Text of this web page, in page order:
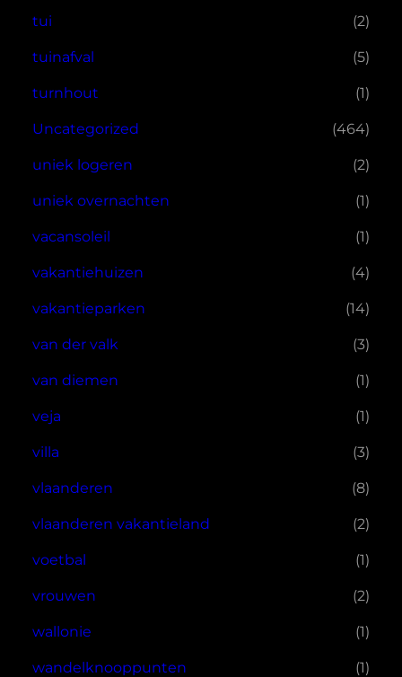
tui (2)
tuinafval (5)
turnhout (1)
Uncategorized (464)
uniek logeren (2)
uniek overnachten (1)
vacansoleil (1)
vakantiehuizen (4)
vakantieparken (14)
van der valk (3)
van diemen (1)
veja (1)
villa (3)
vlaanderen (8)
vlaanderen vakantieland (2)
voetbal (1)
vrouwen (2)
wallonie (1)
wandelknooppunten (1)